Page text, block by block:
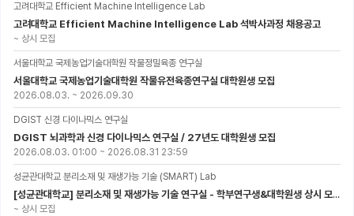
고려대학교 Efficient Machine Intelligence Lab
고려대학교 Efficient Machine Intelligence Lab 석박사과정 채용공고
~ 상시 모집
서울대학교 국제농업기술대학원 작물정밀육종 연구실
서울대학교 국제농업기술대학원 작물유전육종연구실 대학원생 모집
2026.08.03. ~ 2026.09.30
DGIST 신경 다이나믹스 연구실
DGIST 뇌과학과 신경 다이나믹스 연구실 / 27년도 대학원생 모집
2026.08.03. 01:00 ~ 2026.08.31 23:59
성균관대학교 분리소재 및 재생가능 기술 (SMART) Lab
[성균관대학교] 분리소재 및 재생가능 기술 연구실 - 학부연구생&대학원생 상시 모집 (미래에너지공학과)
~ 상시 모집